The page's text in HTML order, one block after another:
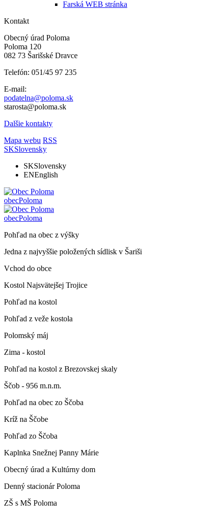
Farská WEB stránka
Kontakt
Obecný úrad Poloma
Poloma 120
082 73 Šarišské Dravce
Telefón: 051/45 97 235
E-mail:
podatelna@poloma.sk
starosta@poloma.sk
Dalšie kontakty
Mapa webu RSS
SKSlovensky
SKSlovensky
ENEnglish
obecPoloma
obecPoloma
Pohľad na obec z výšky
Jedna z najvyššie položených sídlisk v Šariši
Vchod do obce
Kostol Najsvätejšej Trojice
Pohľad na kostol
Pohľad z veže kostola
Polomský máj
Zima - kostol
Pohľad na kostol z Brezovskej skaly
Ščob - 956 m.n.m.
Pohľad na obec zo Ščoba
Kríž na Ščobe
Pohľad zo Ščoba
Kaplnka Snežnej Panny Márie
Obecný úrad a Kultúrny dom
Denný stacionár Poloma
ZŠ s MŠ Poloma